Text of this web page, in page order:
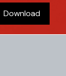
Download